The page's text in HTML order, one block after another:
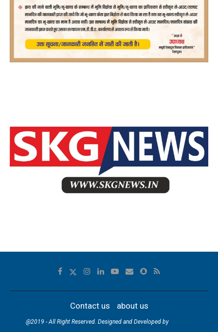
Contact us about us
@2019 - All Right Reserved. Designed and Developed by